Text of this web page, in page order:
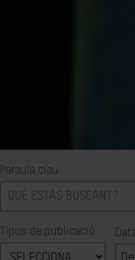
Paraula clau
Tipus de publicació